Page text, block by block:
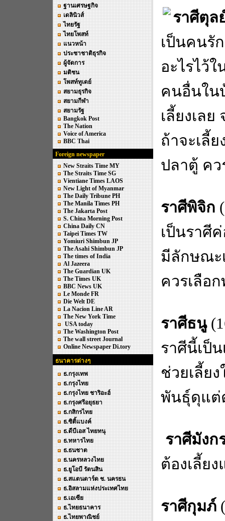
ฐานเศรษฐกิจ
เดลินิวส์
ไทยรัฐ
ไทยโพสท์
แนวหน้า
ประชาชาติธุรกิจ
ผู้จัดการ
มติชน
โพสท์ทูเดย์
สยามธุรกิจ
สยามกีฬา
สยามรัฐ
Bangkok Post
The Nation
Voice of America
BBC Thai
Foreign newspaper
New Straits Time MY
The Straits Time SG
Vientiane Times LAOS
New Light of Myanmar
The Daily Tribune PH
The Manila Times PH
The Jakarta Post
S. China Morning Post
China Daily CN
Taipei Times TW
Yomiuri Shimbun JP
The Asahi Shimbun JP
The times of India
Al Jazeera
The Guardian UK
The Times UK
BBC News UK
Le Monde FR
Die Welt DE
La Nacion Line AR
The New York Time
USA today
The Washington Post
The wall street Journal
Online Newspaper Di.tory
ธนาคารต่างๆ
ธ.กรุงเทพ
ธ.กรุงไทย
ธ.กรุงไทย ชาริอะฮ์
ธ.กรุงศรีอยุธยา
ธ.กสิกรไทย
ธ.ซิติ้แบงค์
ธ.ดีบีเอส ไทยทนุ
ธ.ทหารไทย
ธ.ธนชาต
ธ.นครหลวงไทย
ธ.ยูโอบี รัตนสิน
ธ.สแตนดาร์ด ช. นครธน
ธ.อิสลามแห่งประเทศไทย
ธ.เอเซีย
ธ.ไทยธนาคาร
ธ.ไทยพาณิชย์
ราศีตุล
เป็นคนรั
อะไรไว้
คนอื่นใน
เลี้ยงเล
ถ้าจะเลี้
ปลาตู้ คว
ราศีพิจิก
เป็นราศี
มีลักษณะ
ควรเลือ
ราศีธนู
ราศีนี้เป็
ช่วยเลี้ย
พันธุ์ดุแต่
ราศีมังก
ต้องเลี้ย
ราศีกุมภ์